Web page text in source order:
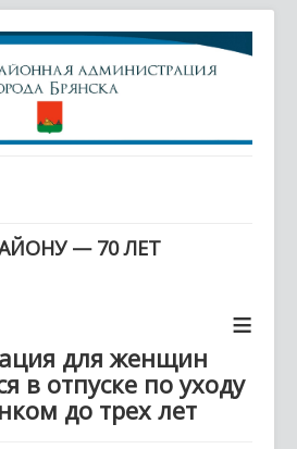
— 70 ЛЕТ
≡
для женщин
в отпуске по уходу
до трех лет